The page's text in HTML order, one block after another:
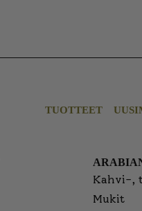
TUOTTEET
Kahvi-,
Mukit